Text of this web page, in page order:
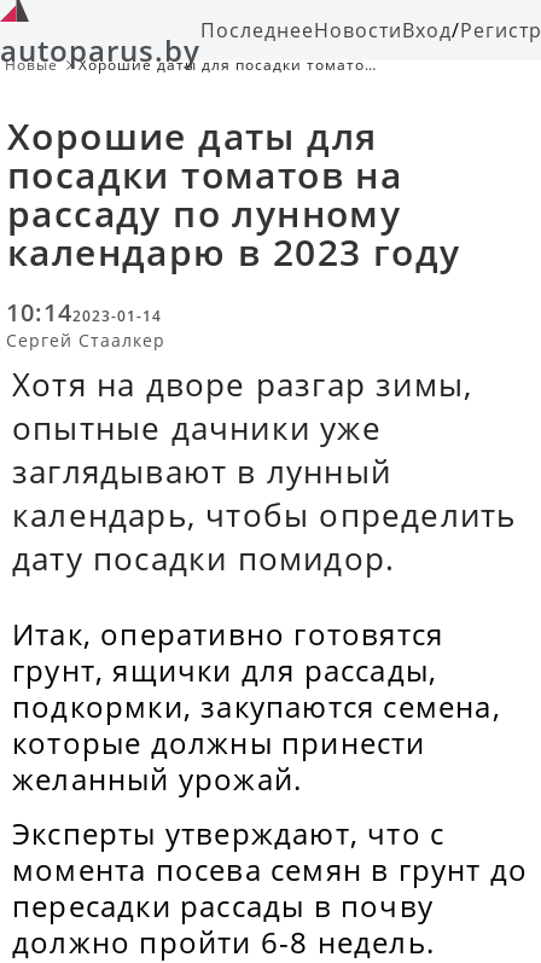
autoparus.byПоследнееНовостиВход/
Новые
Хорошие даты для посадки томатов
Хорошие даты для
посадки томатов на
рассаду по лунному
календарю в 2023 году
10:142023-01-14
Сергей Стаалкер
Хотя на дворе разгар зимы,
опытные дачники уже
заглядывают в лунный
календарь, чтобы определить
дату посадки помидор.
Итак, оперативно готовятся
грунт, ящички для рассады,
подкормки, закупаются семена,
которые должны принести
желанный урожай.
Эксперты утверждают, что с
момента посева семян в грунт до
пересадки рассады в почву
должно пройти 6-8 недель.